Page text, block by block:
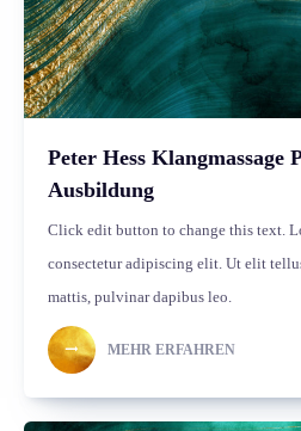
Peter Hess Klangmassage
Ausbildung
Click edit button to change this text.
consectetur adipiscing elit. Ut elit
mattis, pulvinar dapibus leo.
MEHR ERFAHREN